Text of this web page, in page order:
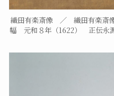
織田有楽斎像 ／ 織田有楽
幅 元和８年（1622） 正伝永